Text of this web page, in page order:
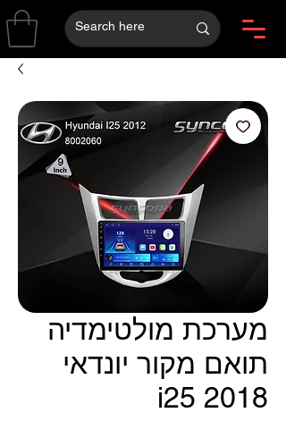
מערכת מולטימדיה
תואם מקור יונדאי
i25 2018